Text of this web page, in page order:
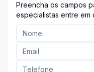
Preencha os campos
especialistas entre em